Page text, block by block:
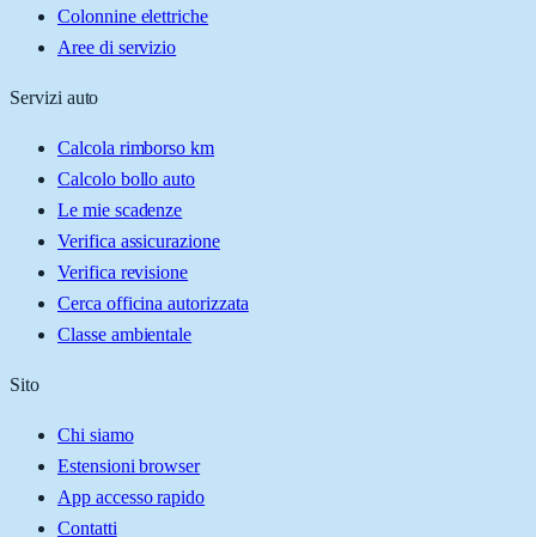
Colonnine elettriche
Aree di servizio
Servizi auto
Calcola rimborso km
Calcolo bollo auto
Le mie scadenze
Verifica assicurazione
Verifica revisione
Cerca officina autorizzata
Classe ambientale
Sito
Chi siamo
Estensioni browser
App accesso rapido
Contatti